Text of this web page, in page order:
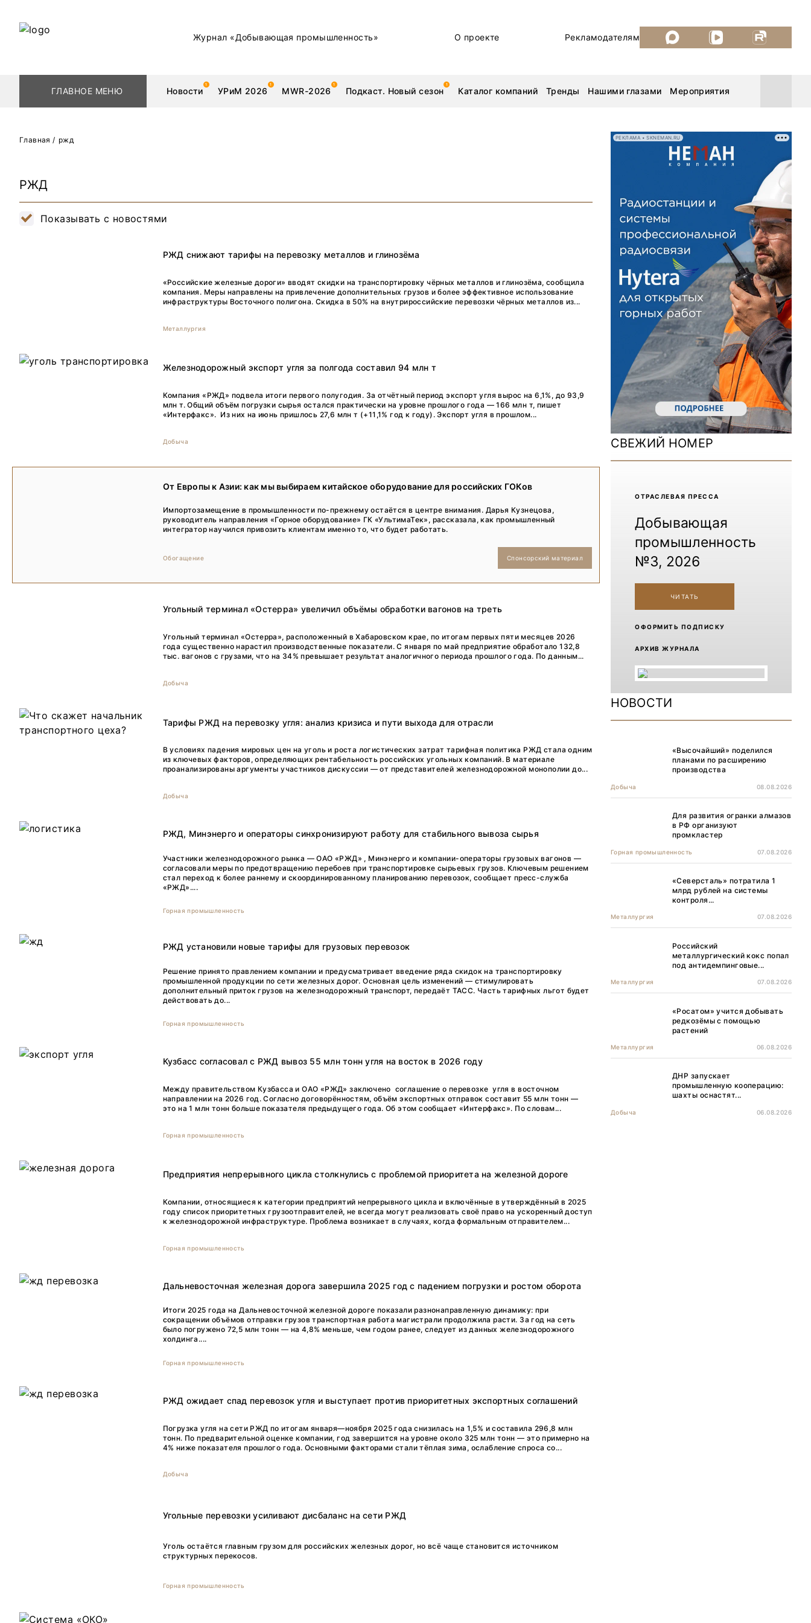
Журнал «Добывающая промышленность» О проекте Рекламодателям
ГЛАВНОЕ МЕНЮ Новости УРиМ 2026 MWR-2026 Подкаст. Новый сезон Каталог компаний Тренды Нашими глазами Мероприятия
Обогащение Золото
Нефть
Техника и технологии
Бренд
Интервью
Каталог компаний
MiningWorld Russia 2026
ДП Подкаст. Новый сезон
Рудник 2025
MiningWorld Russia 2025
Уголь России и Майнинг 2025
Рудник 2024 | Обзор выставки
В помощь шахтёру 2024
Уголь России и Майнинг 2024
Mining World Russia 2024
Главная / ржд
РЖД
Показывать с новостями
РЖД снижают тарифы на перевозку металлов и глинозёма
«Российские железные дороги» вводят скидки на транспортировку чёрных металлов и глинозёма, сообщила
компания. Меры направлены на привлечение дополнительных грузов и более эффективное использование
инфраструктуры Восточного полигона. Скидка в 50% на внутрироссийские перевозки чёрных металлов из...
Металлургия
Железнодорожный экспорт угля за полгода составил 94 млн т
Компания «РЖД» подвела итоги первого полугодия. За отчётный период экспорт угля вырос на 6,1%, до 93,9
млн т. Общий объём погрузки сырья остался практически на уровне прошлого года — 166 млн т, пишет
«Интерфакс». Из них на июнь пришлось 27,6 млн т (+11,1% год к году). Экспорт угля в прошлом...
Добыча
От Европы к Азии: как мы выбираем китайское оборудование для российских ГОКов
Импортозамещение в промышленности по-прежнему остаётся в центре внимания. Дарья Кузнецова,
руководитель направления «Горное оборудование» ГК «УльтимаТек», рассказала, как промышленный
интегратор научился привозить клиентам именно то, что будет работать.
Обогащение Спонсорский материал
Угольный терминал «Остерра» увеличил объёмы обработки вагонов на треть
Угольный терминал «Остерра», расположенный в Хабаровском крае, по итогам первых пяти месяцев 2026
года существенно нарастил производственные показатели. С января по май предприятие обработало 132,8
тыс. вагонов с грузами, что на 34% превышает результат аналогичного периода прошлого года. По данным...
Добыча
Тарифы РЖД на перевозку угля: анализ кризиса и пути выхода для отрасли
В условиях падения мировых цен на уголь и роста логистических затрат тарифная политика РЖД стала одним
из ключевых факторов, определяющих рентабельность российских угольных компаний. В материале
проанализированы аргументы участников дискуссии — от представителей железнодорожной монополии до...
Добыча
РЖД, Минэнерго и операторы синхронизируют работу для стабильного вывоза сырья
Участники железнодорожного рынка — ОАО «РЖД» , Минэнерго и компании-операторы грузовых вагонов —
согласовали меры по предотвращению перебоев при транспортировке сырьевых грузов. Ключевым решением
стал переход к более раннему и скоординированному планированию перевозок, сообщает пресс-служба
«РЖД»....
Горная промышленность
РЖД установили новые тарифы для грузовых перевозок
Решение принято правлением компании и предусматривает введение ряда скидок на транспортировку
промышленной продукции по сети железных дорог. Основная цель изменений — стимулировать
дополнительный приток грузов на железнодорожный транспорт, передаёт ТАСС. Часть тарифных льгот будет
действовать до...
Горная промышленность
Кузбасс согласовал с РЖД вывоз 55 млн тонн угля на восток в 2026 году
Между правительством Кузбасса и ОАО «РЖД» заключено соглашение о перевозке угля в восточном
направлении на 2026 год. Согласно договорённостям, объём экспортных отправок составит 55 млн тонн —
это на 1 млн тонн больше показателя предыдущего года. Об этом сообщает «Интерфакс». По словам...
Горная промышленность
Предприятия непрерывного цикла столкнулись с проблемой приоритета на железной дороге
Компании, относящиеся к категории предприятий непрерывного цикла и включённые в утверждённый в 2025
году список приоритетных грузоотправителей, не всегда могут реализовать своё право на ускоренный доступ
к железнодорожной инфраструктуре. Проблема возникает в случаях, когда формальным отправителем...
Горная промышленность
Дальневосточная железная дорога завершила 2025 год с падением погрузки и ростом оборота
Итоги 2025 года на Дальневосточной железной дороге показали разнонаправленную динамику: при
сокращении объёмов отправки грузов транспортная работа магистрали продолжила расти. За год на сеть
было погружено 72,5 млн тонн — на 4,8% меньше, чем годом ранее, следует из данных железнодорожного
холдинга....
Горная промышленность
РЖД ожидает спад перевозок угля и выступает против приоритетных экспортных соглашений
Погрузка угля на сети РЖД по итогам января—ноября 2025 года снизилась на 1,5% и составила 296,8 млн
тонн. По предварительной оценке компании, год завершится на уровне около 325 млн тонн — это примерно на
4% ниже показателя прошлого года. Основными факторами стали тёплая зима, ослабление спроса со...
Добыча
Угольные перевозки усиливают дисбаланс на сети РЖД
Уголь остаётся главным грузом для российских железных дорог, но всё чаще становится источником
структурных перекосов.
Горная промышленность
РЕКЛАМА • SKNEMAN.RU
СВЕЖИЙ НОМЕР
ОТРАCЛЕВАЯ ПРЕССА
Добывающая
промышленность
№3, 2026
ЧИТАТЬ
ОФОРМИТЬ ПОДПИСКУ
АРХИВ ЖУРНАЛА
НОВОСТИ
«Высочайший» поделился
планами по расширению
производства
Добыча 08.08.2026
Для развития огранки алмазов
в РФ организуют
промкластер
Горная промышленность 07.08.2026
«Северсталь» потратила 1
млрд рублей на системы
контроля...
Металлургия 07.08.2026
Российский
металлургический кокс попал
под антидемпинговые...
Металлургия 07.08.2026
«Росатом» учится добывать
редкозёмы с помощью
растений
Металлургия 06.08.2026
ДНР запускает
промышленную кооперацию:
шахты оснастят...
Добыча 06.08.2026